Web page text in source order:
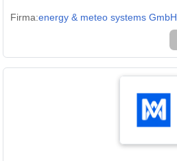
Firma:energy & meteo systems GmbH